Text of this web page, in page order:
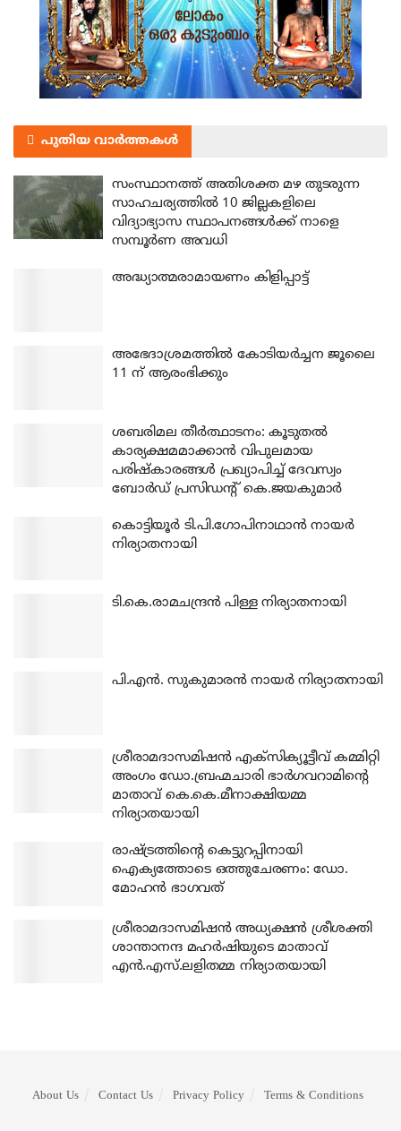
പുതിയ വാർത്തകൾ
സംസ്ഥാനത്ത് അതിശക്ത മഴ തുടരുന്ന
സാഹചര്യത്തിൽ 10 ജില്ലകളിലെ
വിദ്യാഭ്യാസ സ്ഥാപനങ്ങൾക്ക് നാളെ
സമ്പൂർണ അവധി
അദ്ധ്യാത്മരാമായണം കിളിപ്പാട്ട്
അഭേദാശ്രമത്തില്‍ കോടിയര്‍ച്ചന ജൂലൈ
11 ന് ആരംഭിക്കും
ശബരിമല തീര്‍ത്ഥാടനം: കൂടുതല്‍
കാര്യക്ഷമമാക്കാന്‍ വിപുലമായ
പരിഷ്‌കാരങ്ങള്‍ പ്രഖ്യാപിച്ച് ദേവസ്വം
ബോര്‍ഡ് പ്രസിഡന്റ് കെ.ജയകുമാര്‍
കൊട്ടിയൂര്‍ ടി.പി.ഗോപിനാഥാന്‍ നായര്‍
നിര്യാതനായി
ടി.കെ.രാമചന്ദ്രന്‍ പിള്ള നിര്യാതനായി
പി.എന്‍. സുകുമാരന്‍ നായര്‍ നിര്യാതനായി
ശ്രീരാമദാസമിഷന്‍ എക്‌സിക്യൂട്ടീവ് കമ്മിറ്റി
അംഗം ഡോ.ബ്രഹ്മചാരി ഭാര്‍ഗവറാമിന്റെ
മാതാവ് കെ.കെ.മീനാക്ഷിയമ്മ
നിര്യാതയായി
രാഷ്ട്രത്തിന്റെ കെട്ടുറപ്പിനായി
ഐക്യത്തോടെ ഒത്തുചേരണം: ഡോ.
മോഹന്‍ ഭാഗവത്
ശ്രീരാമദാസമിഷന്‍ അധ്യക്ഷന്‍ ശ്രീശക്തി
ശാന്താനന്ദ മഹര്‍ഷിയുടെ മാതാവ്
എന്‍.എസ്.ലളിതമ്മ നിര്യാതയായി
About Us Contact Us Privacy Policy Terms & Conditions